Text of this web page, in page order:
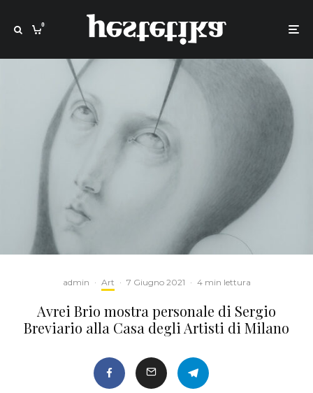
0
admin · Art · 7 Giugno 2021 · 4 min lettura
Avrei Brio mostra personale di Sergio
Breviario alla Casa degli Artisti di Milano